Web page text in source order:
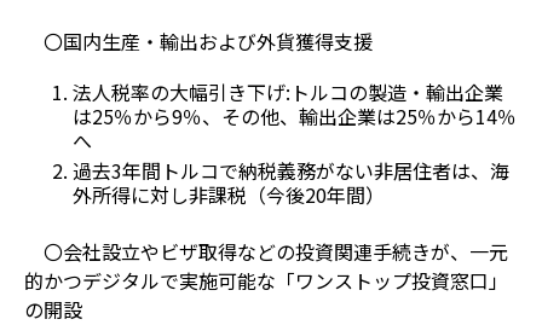
〇国内生産・輸出および外貨獲得支援
法人税率の大幅引き下げ:トルコの製造・輸出企業
は25％から9％、その他、輸出企業は25％から14％
へ
過去3年間トルコで納税義務がない非居住者は、海
外所得に対し非課税（今後20年間）
〇会社設立やビザ取得などの投資関連手続きが、一元
的かつデジタルで実施可能な「ワンストップ投資窓口」
の開設